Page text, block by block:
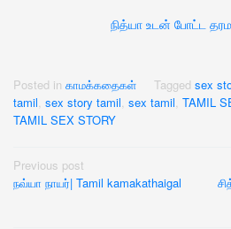
நித்யா உடன் போட்ட
Posted in காமக்கதைகள் Tagged sex
tamil, sex story tamil, sex tamil, TAMIL
TAMIL SEX STORY
Post
navigation
Previous post
நவ்யா நாயர்| Tamil kamakathaigal